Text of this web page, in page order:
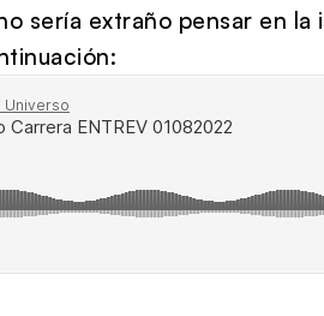
sería extraño pensar en